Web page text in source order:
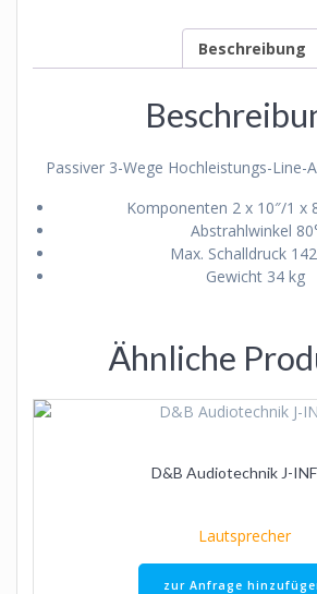
Beschreibung
Passiver 3-Wege Hochleistungs-Line-
Komponenten 2 x 10″/1 x
Abstrahlwinkel
Max. Schalldruck
Gewicht 34 kg
Ähnliche
D&B Audiotechnik J-
Lautsprecher
zur Anfrage